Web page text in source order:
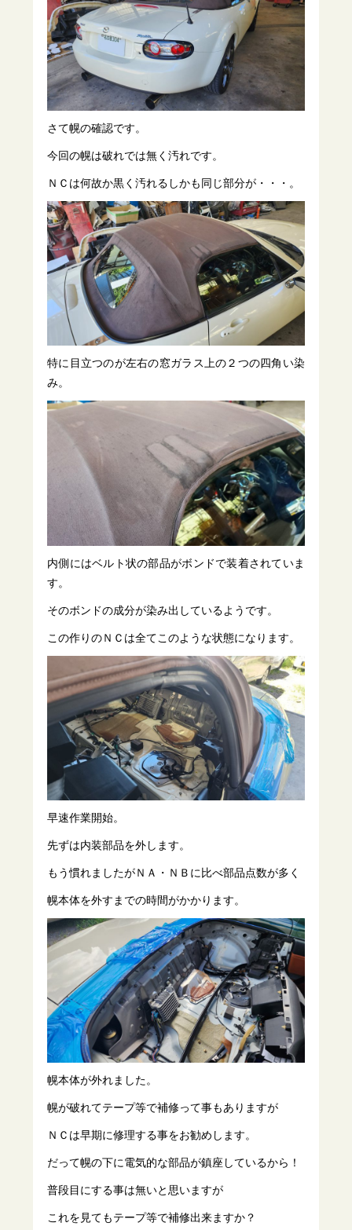
さて幌の確認です。
今回の幌は破れでは無く汚れです。
ＮＣは何故か黒く汚れるしかも同じ部分が・・・。
特に目立つのが左右の窓ガラス上の２つの四角い染
み。
内側にはベルト状の部品がボンドで装着されていま
す。
そのボンドの成分が染み出しているようです。
この作りのＮＣは全てこのような状態になります。
早速作業開始。
先ずは内装部品を外します。
もう慣れましたがＮＡ・ＮＢに比べ部品点数が多く
幌本体を外すまでの時間がかかります。
幌本体が外れました。
幌が破れてテープ等で補修って事もありますが
ＮＣは早期に修理する事をお勧めします。
だって幌の下に電気的な部品が鎮座しているから！
普段目にする事は無いと思いますが
これを見てもテープ等で補修出来ますか？